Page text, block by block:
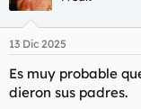
13 Dic 2025
Es muy probable
dieron sus padres.